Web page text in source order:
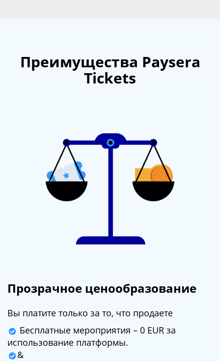
Преимущества Paysera
Tickets
Прозрачное ценообразование
Вы платите только за то, что продаете
Бесплатные мероприятия – 0 EUR за
использование платформы.
&